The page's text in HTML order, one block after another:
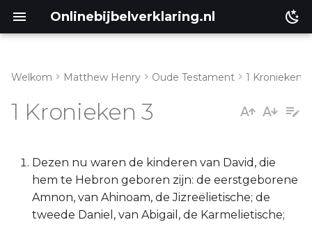
Onlinebijbelverklaring.nl
1 Kronieken 3:10-24
Lukas
Johannes
Welkom Matthew Henry Oude Testament 1 Kronieken
1 Kronieken 3
Dezen nu waren de kinderen van David, die
hem te Hebron geboren zijn: de eerstgeborene
Amnon, van Ahinoam, de Jizreëlietische; de
tweede Daniel, van Abigail, de Karmelietische;